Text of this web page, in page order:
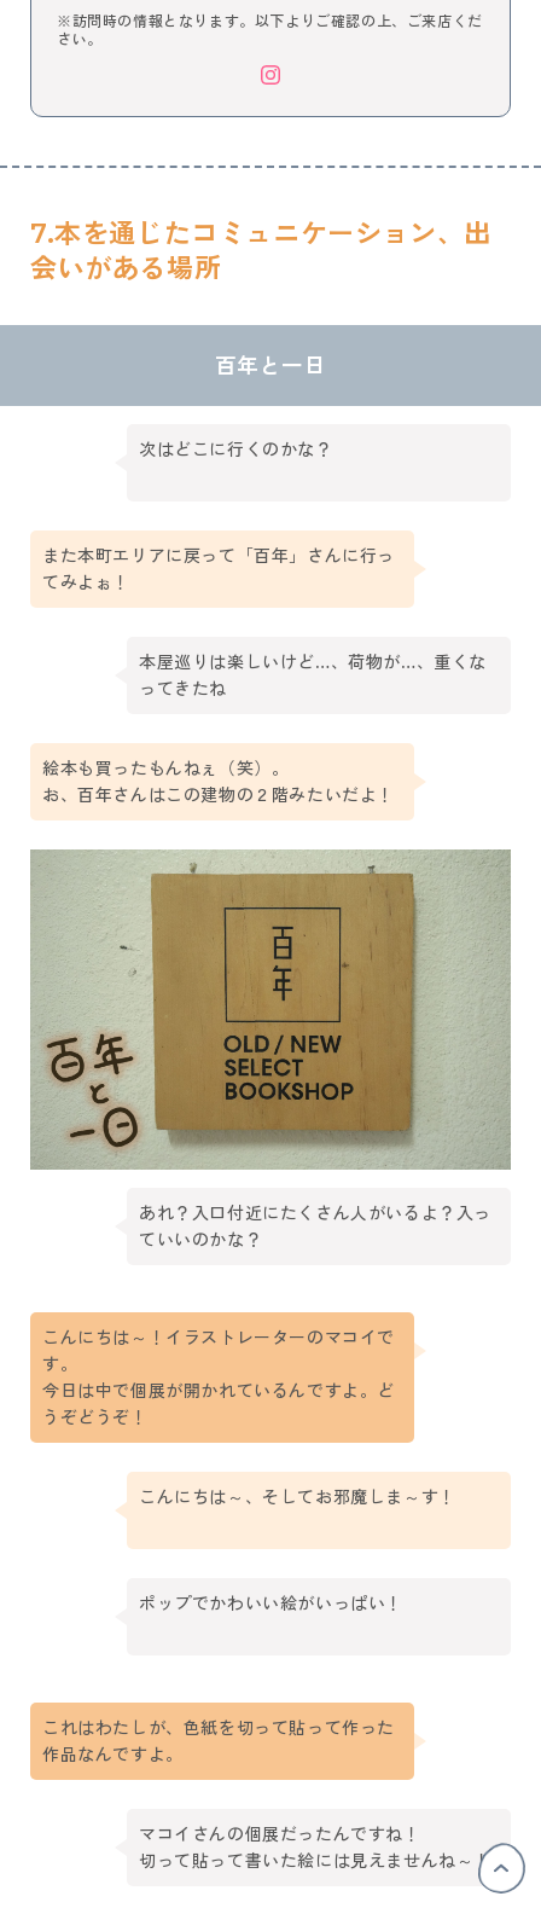
※訪問時の情報となります。以下よりご確認の上、ご来店くだ
さい。
7.本を通じたコミュニケーション、出
会いがある場所
百年と一日
次はどこに行くのかな？
また本町エリアに戻って「百年」さんに行っ
てみよぉ！
本屋巡りは楽しいけど…、荷物が…、重くな
ってきたね
絵本も買ったもんねぇ（笑）。
お、百年さんはこの建物の２階みたいだよ！
あれ？入口付近にたくさん人がいるよ？入っ
ていいのかな？
こんにちは～！イラストレーターのマコイで
す。
今日は中で個展が開かれているんですよ。ど
うぞどうぞ！
こんにちは～、そしてお邪魔しま～す！
ポップでかわいい絵がいっぱい！
これはわたしが、色紙を切って貼って作った
作品なんですよ。
マコイさんの個展だったんですね！
切って貼って書いた絵には見えませんね～！